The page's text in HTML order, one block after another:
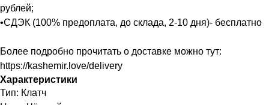
рублей;
•СДЭК (100% предоплата, до склада, 2-10 дня)- бесплатно
Более подробно прочитать о доставке можно тут:
https://kashemir.love/delivery
Характеристики
Тип: Клатч